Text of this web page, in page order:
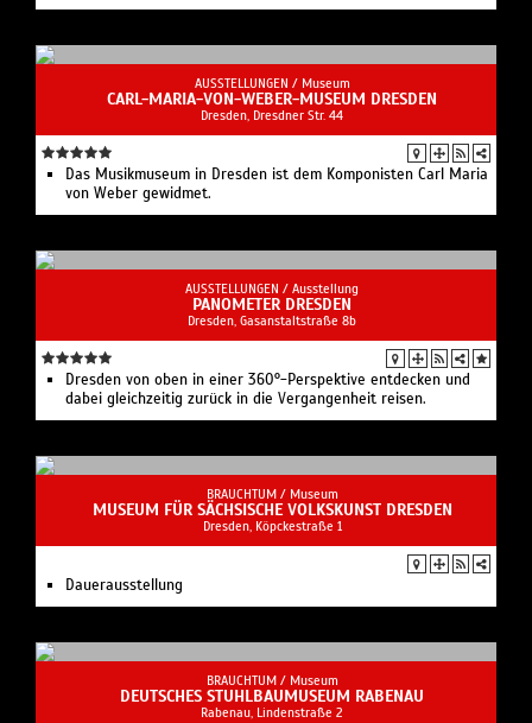
AUSSTELLUNGEN / Museum
CARL-MARIA-VON-WEBER-MUSEUM DRESDEN
Dresden, Dresdner Str. 44
Das Musikmuseum in Dresden ist dem Komponisten Carl Maria
von Weber gewidmet.
AUSSTELLUNGEN / Ausstellung
PANOMETER DRESDEN
Dresden, Gasanstaltstraße 8b
Dresden von oben in einer 360°-Perspektive entdecken und
dabei gleichzeitig zurück in die Vergangenheit reisen.
BRAUCHTUM / Museum
MUSEUM FÜR SÄCHSISCHE VOLKSKUNST DRESDEN
Dresden, Köpckestraße 1
Dauerausstellung
BRAUCHTUM / Museum
DEUTSCHES STUHLBAUMUSEUM RABENAU
Rabenau, Lindenstraße 2